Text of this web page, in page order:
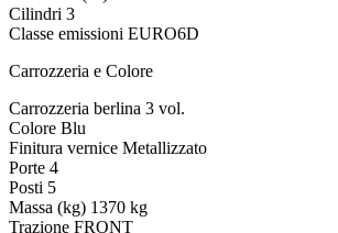
Cilindri 3
Classe emissioni EURO6D
Carrozzeria e Colore
Carrozzeria berlina 3 vol.
Colore Blu
Finitura vernice Metallizzato
Porte 4
Posti 5
Massa (kg) 1370 kg
Trazione FRONT